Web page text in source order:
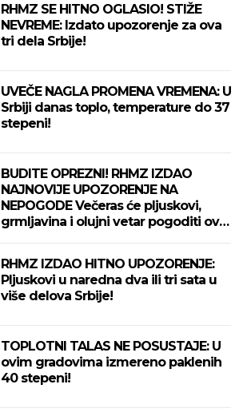
RHMZ SE HITNO OGLASIO! STIŽE
NEVREME: Izdato upozorenje za ova
tri dela Srbije!
UVEČE NAGLA PROMENA VREMENA: U
Srbiji danas toplo, temperature do 37
stepeni!
BUDITE OPREZNI! RHMZ IZDAO
NAJNOVIJE UPOZORENJE NA
NEPOGODE Večeras će pljuskovi,
grmljavina i olujni vetar pogoditi ove
RHMZ IZDAO HITNO UPOZORENJE:
Pljuskovi u naredna dva ili tri sata u
više delova Srbije!
TOPLOTNI TALAS NE POSUSTAJE: U
ovim gradovima izmereno paklenih
40 stepeni!